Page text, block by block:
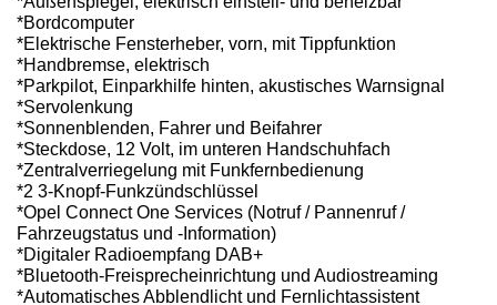
*Bordcomputer
*Elektrische Fensterheber, vorn, mit Tippfunktion
*Handbremse, elektrisch
*Parkpilot, Einparkhilfe hinten, akustisches Warnsignal
*Servolenkung
*Sonnenblenden, Fahrer und Beifahrer
*Steckdose, 12 Volt, im unteren Handschuhfach
*Zentralverriegelung mit Funkfernbedienung
*2 3-Knopf-Funkzündschlüssel
*Opel Connect One Services (Notruf / Pannenruf /
Fahrzeugstatus und -Information)
*Digitaler Radioempfang DAB+
*Bluetooth-Freisprecheinrichtung und Audiostreaming
*Automatisches Abblendlicht und Fernlichtassistent